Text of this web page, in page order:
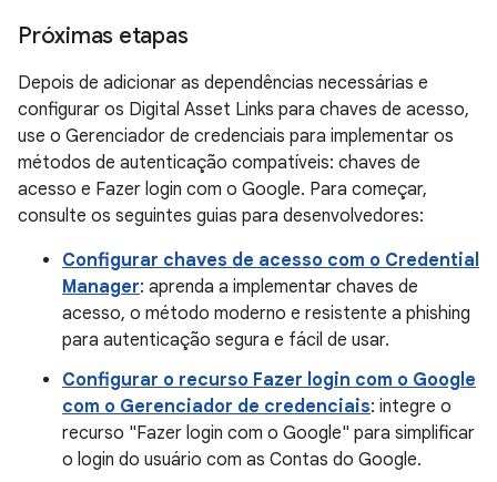
Próximas etapas
Depois de adicionar as dependências necessárias e
configurar os Digital Asset Links para chaves de acesso,
use o Gerenciador de credenciais para implementar os
métodos de autenticação compatíveis: chaves de
acesso e Fazer login com o Google. Para começar,
consulte os seguintes guias para desenvolvedores:
Configurar chaves de acesso com o Credential
Manager: aprenda a implementar chaves de
acesso, o método moderno e resistente a phishing
para autenticação segura e fácil de usar.
Configurar o recurso Fazer login com o Google
com o Gerenciador de credenciais: integre o
recurso "Fazer login com o Google" para simplificar
o login do usuário com as Contas do Google.